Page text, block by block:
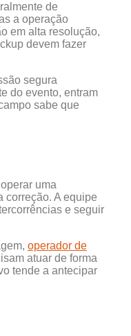
de
a operação
em alta resolução,
devem fazer
segura
do evento, entram
sabe que
uma
correção. A equipe
e seguir
operador de
atuar de forma
tende a antecipar